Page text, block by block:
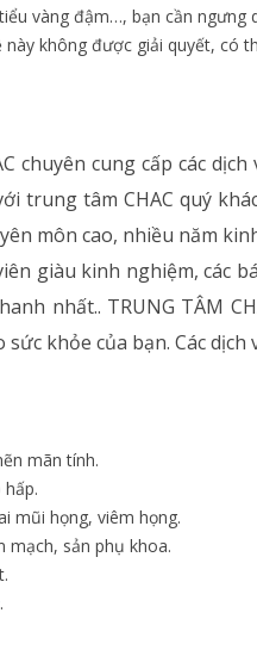
vàng đậm…, bạn cần
không được giải quyết, có
chuyên cung cấp các
trung tâm CHAC quý
môn cao, nhiều năm
giàu kinh nghiệm, các
nhất.. TRUNG TÂM
sức khỏe của bạn. Các
mãn tính.
mũi họng, viêm họng.
mạch, sản phụ khoa.
.